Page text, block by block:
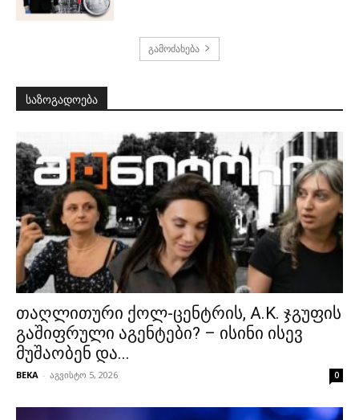
გამოძახება
საზოგადოება
თაღლითური ქოლ-ცენტრის, A.K. ჯგუფის
გაშიფრული აგენტები? – ისინი ისევ
მუშაობენ და...
BEKA - აგვისტო 5, 2026 0